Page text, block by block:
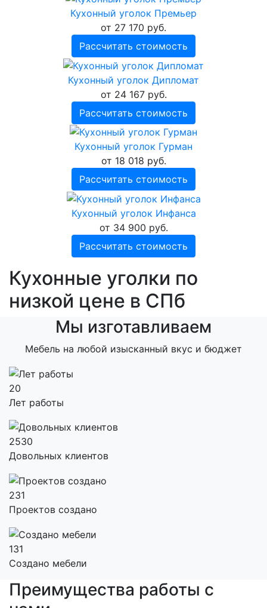
Кухонный уголок Премьер
от 27 170 руб.
Рассчитать стоимость
Кухонный уголок Дипломат
от 24 167 руб.
Рассчитать стоимость
Кухонный уголок Гурман
от 18 018 руб.
Рассчитать стоимость
Кухонный уголок Инфанса
от 34 900 руб.
Рассчитать стоимость
Кухонные уголки по
низкой цене в СПб
Мы изготавливаем
Мебель на любой изысканный вкус и бюджет
20
Лет работы
2530
Довольных клиентов
231
Проектов создано
131
Создано мебели
Преимущества работы с